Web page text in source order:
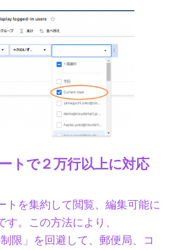
トで２万行以上に対応
トを集約して閲覧、編集可能に
。この方法により、
限」を回避して、郵便局、コ